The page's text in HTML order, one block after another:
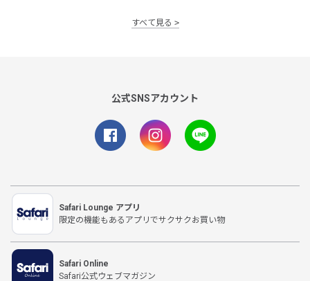
すべて見る
公式SNSアカウント
Safari Lounge アプリ
限定の機能もあるアプリでサクサクお買い物
Safari Online
Safari公式ウェブマガジン